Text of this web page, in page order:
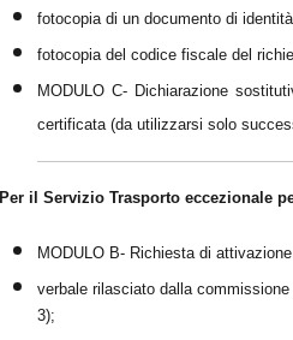
fotocopia di un documento di
fotocopia del codice fiscale del
MODULO C- Dichiarazione
certificata (da utilizzarsi solo
Per il Servizio Trasporto eccezionale
MODULO B- Richiesta di
verbale rilasciato dalla
3);